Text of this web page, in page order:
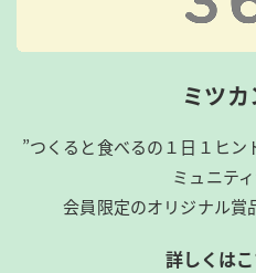
ミツ
”つくると食べるの１日１ヒン
ミュニテ
会員限定のオリジナル賞
詳しくは